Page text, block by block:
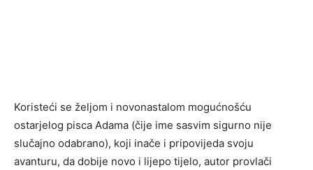
Koristeći se željom i novonastalom mogućnošću
ostarjelog pisca Adama (čije ime sasvim sigurno nije
slučajno odabrano), koji inače i pripovijeda svoju
avanturu, da dobije novo i lijepo tijelo, autor provlači